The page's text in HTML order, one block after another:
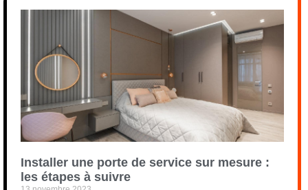
Installer une porte de service sur mesure :
les étapes à suivre